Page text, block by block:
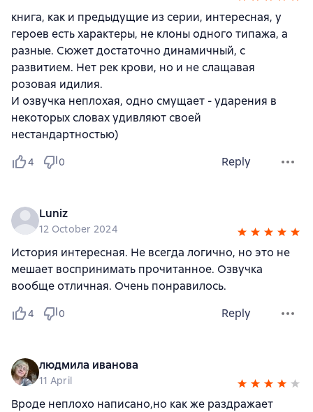
книга, как и предыдущие из серии, интересная, у
героев есть характеры, не клоны одного типажа, а
разные. Сюжет достаточно динамичный, с
развитием. Нет рек крови, но и не слащавая
розовая идилия.
И озвучка неплохая, одно смущает - ударения в
некоторых словах удивляют своей
нестандартностью)
4 0 Reply
Luniz
12 October 2024
История интересная. Не всегда логично, но это не
мешает воспринимать прочитанное. Озвучка
вообще отличная. Очень понравилось.
4 0 Reply
людмила иванова
11 April
Вроде неплохо написано,но как же раздражает